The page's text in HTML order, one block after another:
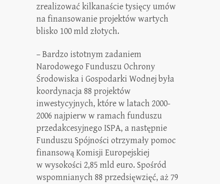
zrealizować kilkanaście tysięcy umów
na finansowanie projektów wartych
blisko 100 mld złotych.
– Bardzo istotnym zadaniem
Narodowego Funduszu Ochrony
Środowiska i Gospodarki Wodnej była
koordynacja 88 projektów
inwestycyjnych, które w latach 2000-
2006 najpierw w ramach funduszu
przedakcesyjnego ISPA, a następnie
Funduszu Spójności otrzymały pomoc
finansową Komisji Europejskiej
w wysokości 2,85 mld euro. Spośród
wspomnianych 88 przedsięwzięć, aż 79